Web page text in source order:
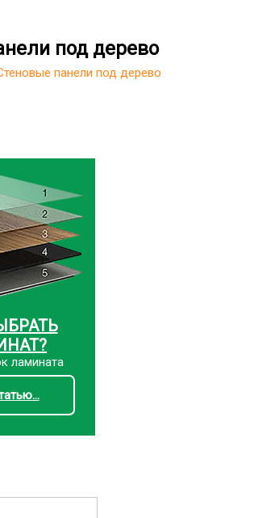
под дерево
панели под дерево
ламината